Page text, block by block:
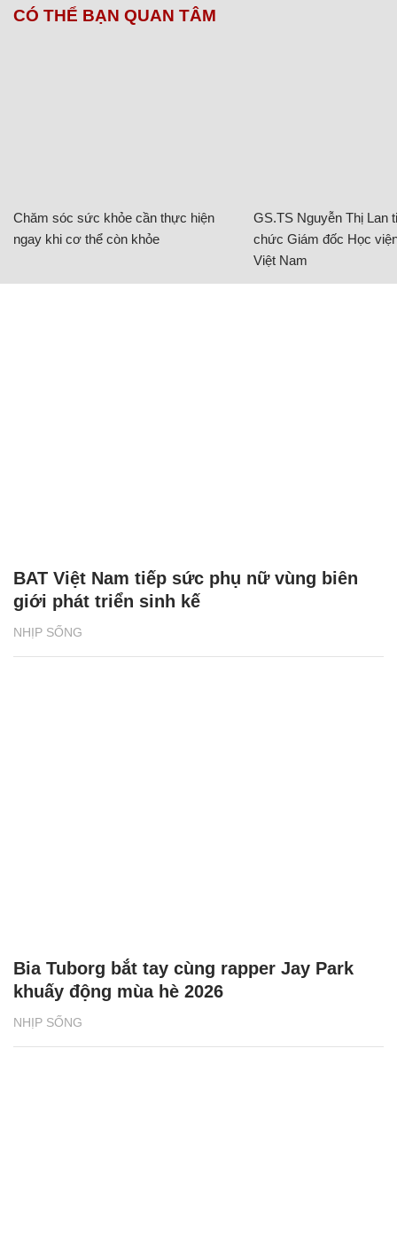
CÓ THỂ BẠN QUAN TÂM
Chăm sóc sức khỏe cần thực hiện
ngay khi cơ thể còn khỏe
GS.TS Nguyễn Thị Lan
chức Giám đốc Học
Việt Nam
NHỊP SỐNG
BAT Việt Nam tiếp sức phụ nữ vùng biên
giới phát triển sinh kế
NHỊP SỐNG
Bia Tuborg bắt tay cùng rapper Jay Park
khuấy động mùa hè 2026